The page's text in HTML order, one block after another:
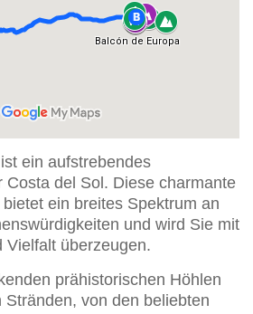
ein aufstrebendes
Costa del Sol. Diese charmante
ein breites Spektrum an
und wird Sie mit
Vielfalt überzeugen.
prähistorischen Höhlen
Stränden, von den beliebten